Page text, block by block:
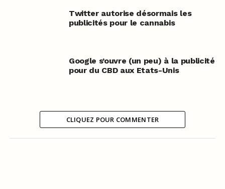
Twitter autorise désormais les
publicités pour le cannabis
Google s’ouvre (un peu) à la publicité
pour du CBD aux Etats-Unis
CLIQUEZ POUR COMMENTER